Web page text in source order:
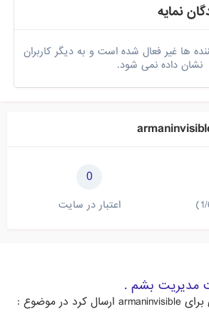
نمایه
ها غیر فعال شده است و به دیگر کاربران
نشان داده نمی شود.
0
اعتبار در سایت
مدیریت بشم .
armaninvisible ارسال کرد در موضوع :